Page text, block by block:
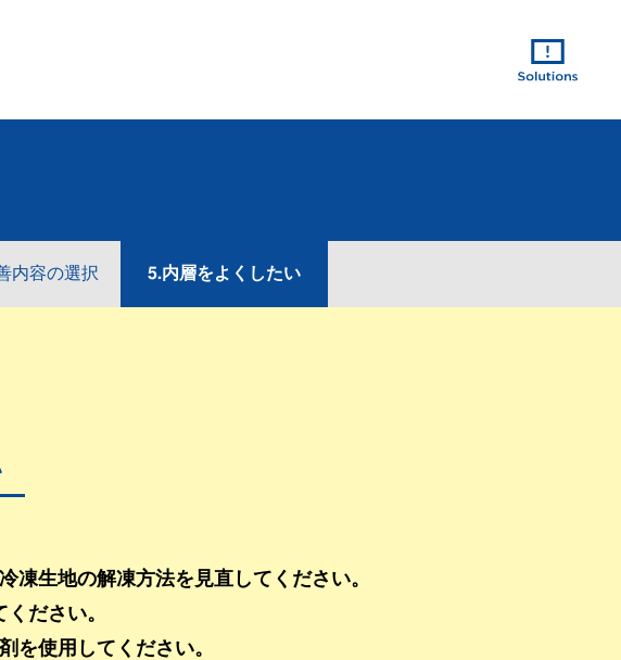
内容の選択 5.内層をよくしたい
凍生地の解凍方法を見直してください。
ださい。
を使用してください。